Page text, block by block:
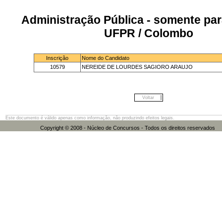
Administração Pública - somente
UFPR / Colombo
Inscrição
Nome do Candidato
10579
NEREIDE DE LOURDES SAGIORO ARAUJO
Voltar
Este documento é válido apenas como informação, não produzindo efeitos legais.
Copyright © 2008 - Núcleo de Concursos - Todos os direitos